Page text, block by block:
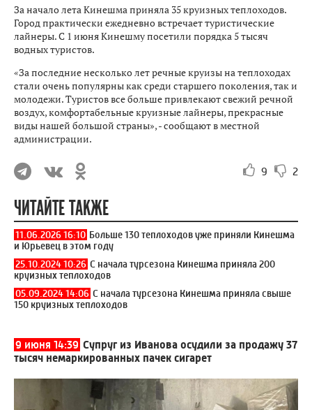
За начало лета Кинешма приняла 35 круизных теплоходов.
Город практически ежедневно встречает туристические
лайнеры. С 1 июня Кинешму посетили порядка 5 тысяч
водных туристов.
«За последние несколько лет речные круизы на теплоходах
стали очень популярны как среди старшего поколения, так и
молодежи. Туристов все больше привлекают свежий речной
воздух, комфортабельные круизные лайнеры, прекрасные
виды нашей большой страны», - сообщают в местной
администрации.
9 2
ЧИТАЙТЕ ТАКЖЕ
11.06.2026 16:10 Больше 130 теплоходов уже приняли Кинешма
и Юрьевец в этом году
25.10.2024 10:26 С начала турсезона Кинешма приняла 200
круизных теплоходов
05.09.2024 14:06 С начала турсезона Кинешма приняла свыше
150 круизных теплоходов
9 июня 14:39 Супруг из Иванова осудили за продажу 37
тысяч немаркированных пачек сигарет